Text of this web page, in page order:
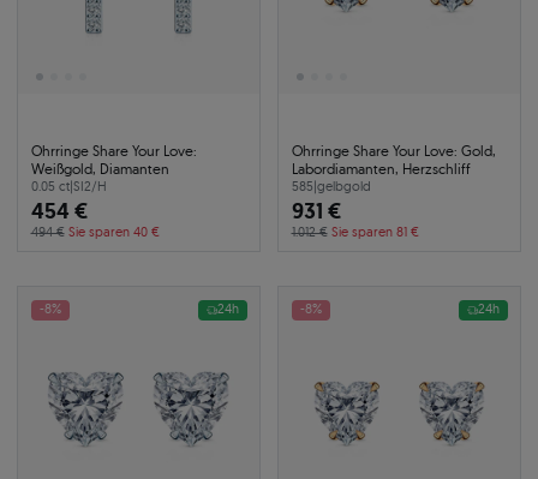
Ohrringe Share Your Love:
Weißgold, Diamanten
0.05 ct|SI2/H
454 €
494 € Sie sparen 40 €
Ohrringe Share Your Love: Gold,
Labordiamanten, Herzschliff
585|gelbgold
931 €
1.012 € Sie sparen 81 €
-8% 24h -8% 24h